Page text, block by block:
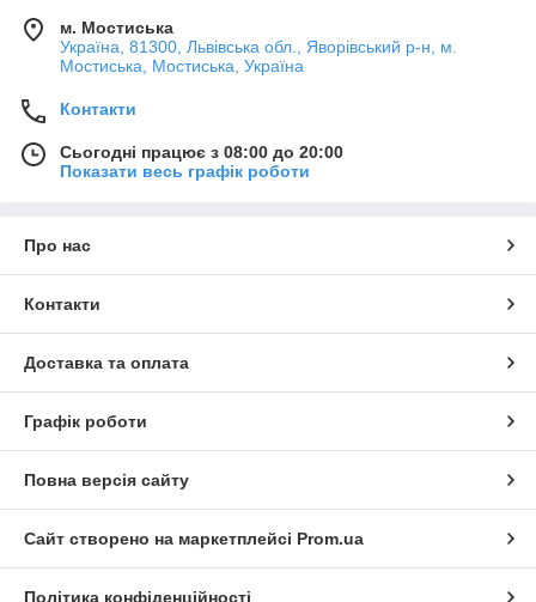
м. Мостиська
Україна, 81300, Львівська обл., Яворівський р-н, м.
Мостиська, Мостиська, Україна
Контакти
Сьогодні працює з 08:00 до 20:00
Показати весь графік роботи
Про нас
Контакти
Доставка та оплата
Графік роботи
Повна версія сайту
Сайт створено на маркетплейсі Prom.ua
Політика конфіденційності